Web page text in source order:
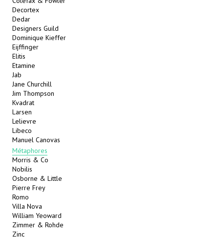
Decortex
Dedar
Designers Guild
Dominique Kieffer
Eijffinger
Elitis
Etamine
Jab
Jane Churchill
Jim Thompson
Kvadrat
Larsen
Lelievre
Libeco
Manuel Canovas
Métaphores
Morris & Co
Nobilis
Osborne & Little
Pierre Frey
Romo
Villa Nova
William Yeoward
Zimmer & Rohde
Zinc